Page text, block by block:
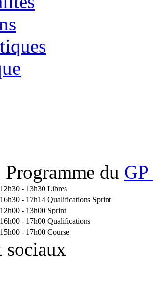
Programme du
12h30 - 13h30 Libres
16h30 - 17h14 Qualifications Sprint
12h00 - 13h00 Sprint
16h00 - 17h00 Qualifications
15h00 - 17h00 Course
sociaux